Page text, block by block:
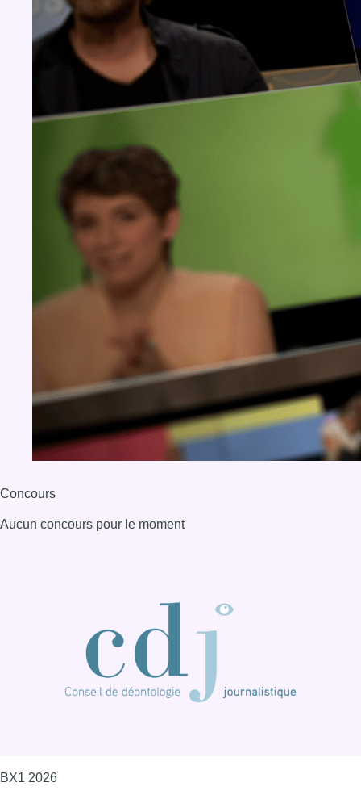
Concours
Aucun concours pour le moment
BX1 2026